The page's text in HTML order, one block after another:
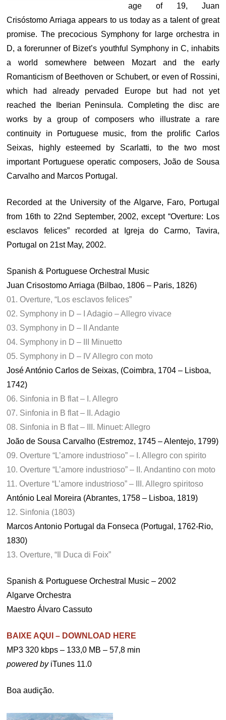
age of 19, Juan
Crisóstomo Arriaga appears to us today as a talent of great
promise. The precocious Symphony for large orchestra in
D, a forerunner of Bizet’s youthful Symphony in C, inhabits
a world somewhere between Mozart and the early
Romanticism of Beethoven or Schubert, or even of Rossini,
which had already pervaded Europe but had not yet
reached the Iberian Peninsula. Completing the disc are
works by a group of composers who illustrate a rare
continuity in Portuguese music, from the prolific Carlos
Seixas, highly esteemed by Scarlatti, to the two most
important Portuguese operatic composers, João de Sousa
Carvalho and Marcos Portugal.
Recorded at the University of the Algarve, Faro, Portugal
from 16th to 22nd September, 2002, except “Overture: Los
esclavos felices” recorded at Igreja do Carmo, Tavira,
Portugal on 21st May, 2002.
Spanish & Portuguese Orchestral Music
Juan Crisostomo Arriaga (Bilbao, 1806 – Paris, 1826)
01. Overture, “Los esclavos felices”
02. Symphony in D – I Adagio – Allegro vivace
03. Symphony in D – II Andante
04. Symphony in D – III Minuetto
05. Symphony in D – IV Allegro con moto
José António Carlos de Seixas, (Coimbra, 1704 – Lisboa,
1742)
06. Sinfonia in B flat – I. Allegro
07. Sinfonia in B flat – II. Adagio
08. Sinfonia in B flat – III. Minuet: Allegro
João de Sousa Carvalho (Estremoz, 1745 – Alentejo, 1799)
09. Overture “L’amore industrioso” – I. Allegro con spirito
10. Overture “L’amore industrioso” – II. Andantino con moto
11. Overture “L’amore industrioso” – III. Allegro spiritoso
António Leal Moreira (Abrantes, 1758 – Lisboa, 1819)
12. Sinfonia (1803)
Marcos Antonio Portugal da Fonseca (Portugal, 1762-Rio,
1830)
13. Overture, “Il Duca di Foix”
Spanish & Portuguese Orchestral Music – 2002
Algarve Orchestra
Maestro Álvaro Cassuto
BAIXE AQUI – DOWNLOAD HERE
MP3 320 kbps – 133,0 MB – 57,8 min
powered byiTunes 11.0
Boa audição.